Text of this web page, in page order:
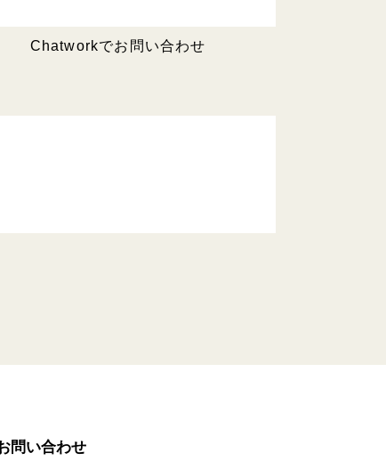
Chatworkでお問い合わせ
問い合わせ